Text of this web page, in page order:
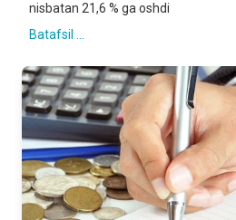
nisbatan 21,6 % ga oshdi
Batafsil ...